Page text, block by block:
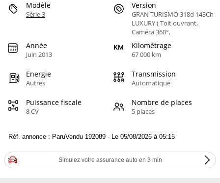
Modèle
Série 3
Version
GRAN TURISMO 318d 143Ch
LUXURY ( Toit ouvrant,
Caméra 360°,
Année
Juin 2013
Kilométrage
67 000 km
Energie
Autres
Transmission
Automatique
Puissance fiscale
8 CV
Nombre de places
5 places
Réf. annonce : ParuVendu 192089 - Le 05/08/2026 à 05:15
Simulez votre assurance auto en 3 min